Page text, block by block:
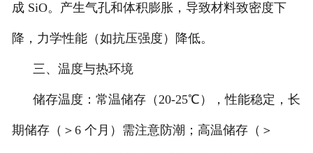
成 SiO。产生气孔和体积膨胀，导致材料致密度下
降，力学性能（如抗压强度）降低。
三、温度与热环境
储存温度：常温储存（20-25℃），性能稳定，长
期储存（＞6 个月）需注意防潮；高温储存（＞